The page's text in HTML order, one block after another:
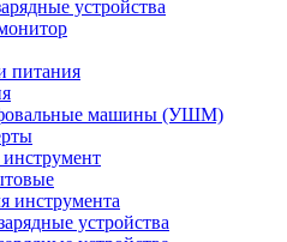
устройства
питания
машины (УШМ)
инструмента
устройства